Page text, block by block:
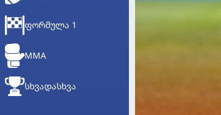
ᲤᲝᲠᲛᲣᲚᲐ 1
MMA
ᲡᲮᲕᲐᲓᲐᲡᲮᲕᲐ